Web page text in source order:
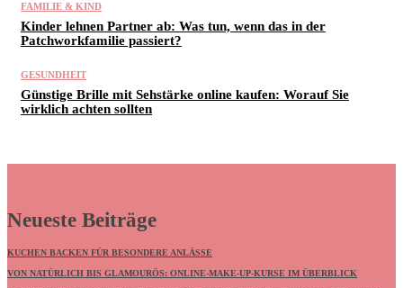
FAMILIE & KIND
Kinder lehnen Partner ab: Was tun, wenn das in der
Patchworkfamilie passiert?
GESUNDHEIT
Günstige Brille mit Sehstärke online kaufen: Worauf Sie
wirklich achten sollten
Neueste Beiträge
KUCHEN BACKEN FÜR BESONDERE ANLÄSSE
VON NATÜRLICH BIS GLAMOURÖS: ONLINE-MAKE-UP-KURSE IM ÜBERBLICK